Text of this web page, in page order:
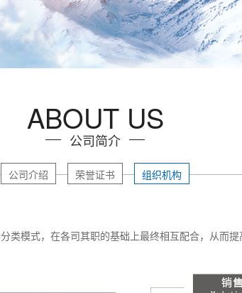
ABOUT US
公司简介
公司介绍 荣誉证书 组织机构
类模式，在各司其职的基础上最终相互配合，从而提